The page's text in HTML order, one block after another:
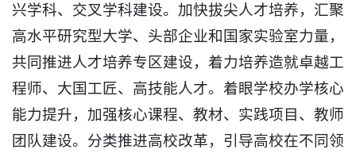
兴学科、交叉学科建设。加快拔尖人才培养，汇聚
高水平研究型大学、头部企业和国家实验室力量，
共同推进人才培养专区建设，着力培养造就卓越工
程师、大国工匠、高技能人才。着眼学校办学核心
能力提升，加强核心课程、教材、实践项目、教师
团队建设。分类推进高校改革，引导高校在不同领